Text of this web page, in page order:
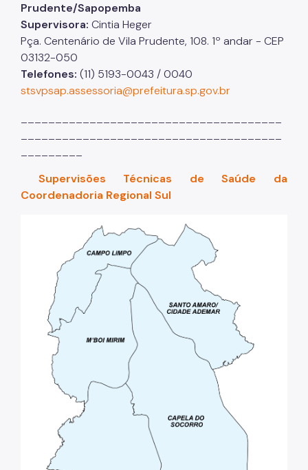
Prudente/Sapopemba
Supervisora: Cintia Heger
Pça. Centenário de Vila Prudente, 108. 1º andar - CEP
03132-050
Telefones: (11) 5193-0043 / 0040
stsvpsap.assessoria@prefeitura.sp.gov.br
Supervisões Técnicas de Saúde da
Coordenadoria Regional Sul